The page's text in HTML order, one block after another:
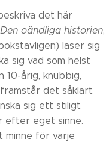
det här
Den oändliga historien,
läser sig
sig vad som helst
10-årig, knubbig,
det såklart
sig ett stiligt
efter eget sinne.
minne för varje